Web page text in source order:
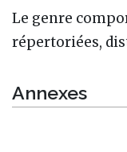
Le genre
répertoriées,
Annexes